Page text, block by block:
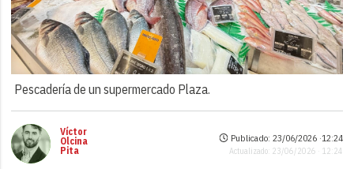
Pescadería de un supermercado Plaza.
Víctor
Olcina
Pita
Publicado: 23/06/2026 ·12:24
Actualizado: 23/06/2026 · 12:24